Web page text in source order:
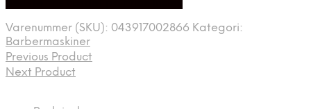
Varenummer (SKU): 043917002866 Kategori:
Barbermaskiner
Previous Product
Next Product